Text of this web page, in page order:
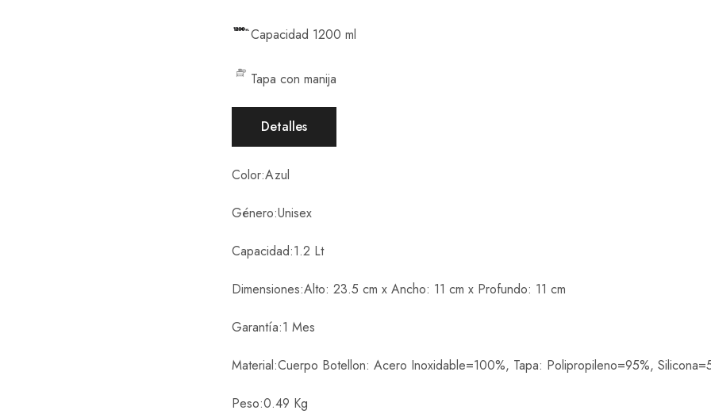
Capacidad 1200 ml
Tapa con manija
Detalles
Color:Azul
Género:Unisex
Capacidad:1.2 Lt
Dimensiones:Alto: 23.5 cm x Ancho: 11 cm x Profundo: 11 cm
Garantía:1 Mes
Material:Cuerpo Botellon: Acero Inoxidable=100%, Tapa: Polipropileno=95%,
Peso:0.49 Kg